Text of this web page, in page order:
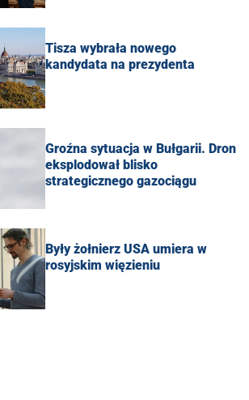
Tisza wybrała nowego
kandydata na prezydenta
Groźna sytuacja w Bułgarii. Dron
eksplodował blisko
strategicznego gazociągu
Były żołnierz USA umiera w
rosyjskim więzieniu